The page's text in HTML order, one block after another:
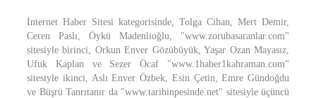
İnternet Haber Sitesi kategorisinde, Tolga Cihan, Mert Demir,
Ceren Paslı, Öykü Madenlioğlu, "www.zorubasaranlar.com"
sitesiyle birinci, Orkun Enver Gözübüyük, Yaşar Ozan Mayasız,
Ufuk Kaplan ve Sezer Öcaf "www.1haber1kahraman.com"
sitesiyle ikinci, Aslı Enver Özbek, Esin Çetin, Emre Gündoğdu
ve Büşrü Tanrıtanır da "www.tarihinpesinde.net" sitesiyle üçüncü